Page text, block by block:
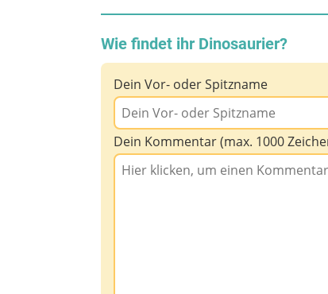
Wie findet ihr Dinosaurier?
Dein Vor- oder Spitzname
Dein Kommentar (max. 1000